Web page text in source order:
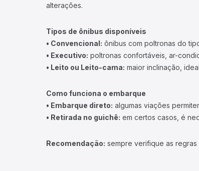
alterações.
Tipos de ônibus disponíveis
• Convencional: ônibus com poltronas do
• Executivo: poltronas confortáveis, ar-
• Leito ou Leito-cama: maior inclinação,
Como funciona o embarque
• Embarque direto: algumas viações
• Retirada no guichê: em certos casos, é
Recomendação: sempre verifique as